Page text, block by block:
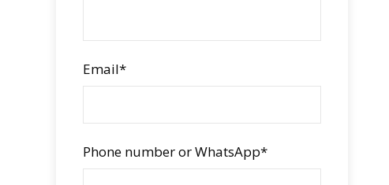
Email*
Phone number or WhatsApp*